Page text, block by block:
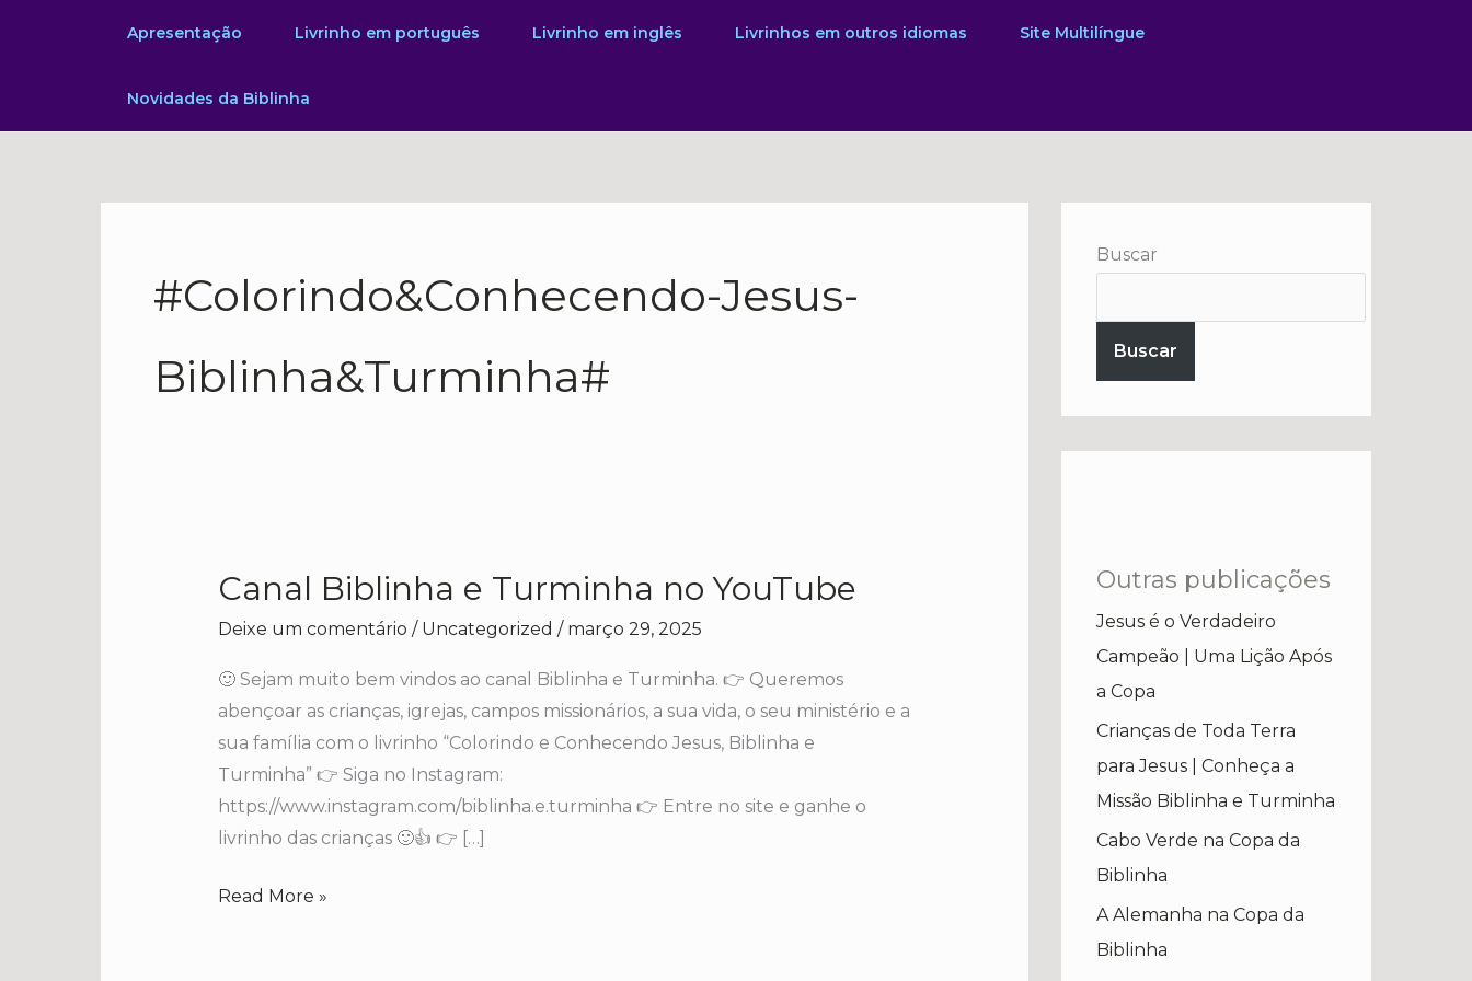
Apresentação Livrinho em português Livrinho em inglês Livrinhos em outros idiomas Site Multilíngue
Novidades da Biblinha
#Colorindo&Conhecendo-Jesus-
Biblinha&Turminha#
Canal Biblinha e Turminha no YouTube
Deixe um comentário / Uncategorized / março 29, 2025
🙂 Sejam muito bem vindos ao canal Biblinha e Turminha. 👉 Queremos
abençoar as crianças, igrejas, campos missionários, a sua vida, o seu ministério e a
sua família com o livrinho “Colorindo e Conhecendo Jesus, Biblinha e
Turminha” 👉 Siga no Instagram:
https://www.instagram.com/biblinha.e.turminha 👉 Entre no site e ganhe o
livrinho das crianças 🙂👍 👉 […]
Canal
Turminha
no
YouTube
Read More »
Buscar
Buscar
Outras publicações
Jesus é o Verdadeiro
Campeão | Uma Lição Após
a Copa
Crianças de Toda Terra
para Jesus | Conheça a
Missão Biblinha e Turminha
Cabo Verde na Copa da
Biblinha
A Alemanha na Copa da
Biblinha